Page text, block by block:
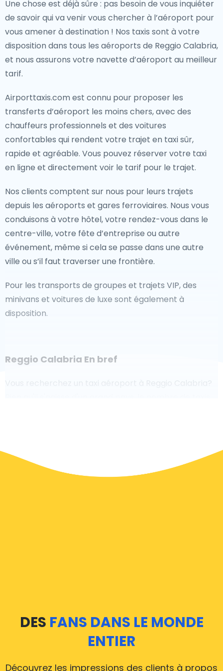
Une chose est déjà sûre : pas besoin de vous inquiéter
de savoir qui va venir vous chercher à l’aéroport pour
vous amener à destination ! Nos taxis sont à votre
disposition dans tous les aéroports de Reggio Calabria,
et nous assurons votre navette d’aéroport au meilleur
tarif.
Airporttaxis.com est connu pour proposer les
transferts d’aéroport les moins chers, avec des
chauffeurs professionnels et des voitures
confortables qui rendent votre trajet en taxi sûr,
rapide et agréable. Vous pouvez réserver votre taxi
en ligne et directement voir le tarif pour le trajet.
Nos clients comptent sur nous pour leurs trajets
depuis les aéroports et gares ferroviaires. Nous vous
conduisons à votre hôtel, votre rendez-vous dans le
centre-ville, votre fête d’entreprise ou autre
événement, même si cela se passe dans une autre
ville ou s’il faut traverser une frontière.
Pour les transports de groupes et trajets VIP, des
minivans et voitures de luxe sont également à
disposition.
Reggio Calabria En bref
Vous recherchez un taxi aéroport à Reggio Calabria?
transfert aéroport en ligne sur notre site Web, pour
rendre votre voyage sans stress.
opèrent 24/7.
Nous couvrons tous les aéroports à partir de
DES FANS DANS LE MONDE
ENTIER
Découvrez les impressions des clients à propos